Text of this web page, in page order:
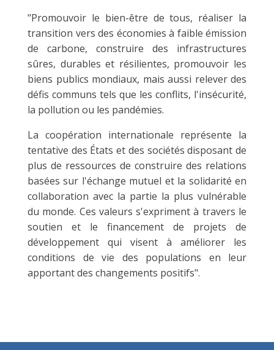
"Promouvoir le bien-être de tous, réaliser la
transition vers des économies à faible émission
de carbone, construire des infrastructures
sûres, durables et résilientes, promouvoir les
biens publics mondiaux, mais aussi relever des
défis communs tels que les conflits, l'insécurité,
la pollution ou les pandémies.
La coopération internationale représente la
tentative des États et des sociétés disposant de
plus de ressources de construire des relations
basées sur l'échange mutuel et la solidarité en
collaboration avec la partie la plus vulnérable
du monde. Ces valeurs s'expriment à travers le
soutien et le financement de projets de
développement qui visent à améliorer les
conditions de vie des populations en leur
apportant des changements positifs".